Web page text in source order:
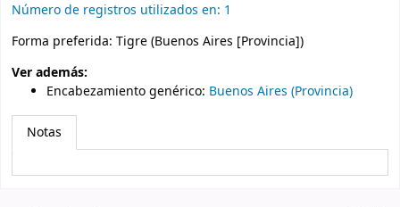
Número de registros utilizados en: 1
Forma preferida: Tigre (Buenos Aires [Provincia])
Ver además:
Encabezamiento genérico: Buenos Aires (Provincia)
Notas